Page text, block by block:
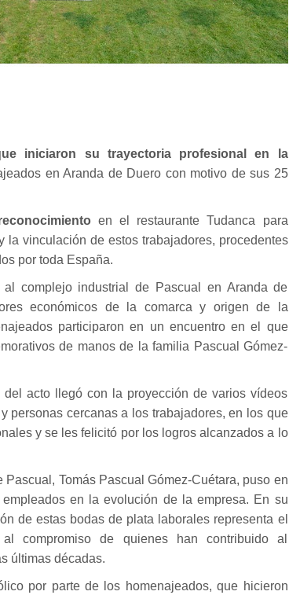
iniciaron su trayectoria profesional en la
en Aranda de Duero con motivo de sus 25
en el restaurante Tudanca para
la vinculación de estos trabajadores, procedentes
por toda España.
complejo industrial de Pascual en Aranda de
económicos de la comarca y origen de la
participaron en un encuentro en el que
de manos de la familia Pascual Gómez-
acto llegó con la proyección de varios vídeos
personas cercanas a los trabajadores, en los que
y se les felicitó por los logros alcanzados a lo
Tomás Pascual Gómez-Cuétara, puso en
en la evolución de la empresa. En su
de estas bodas de plata laborales representa el
compromiso de quienes han contribuido al
últimas décadas.
por parte de los homenajeados, que hicieron